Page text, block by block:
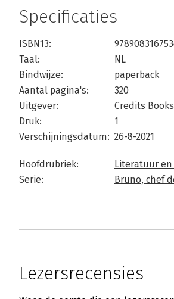
Specificaties
ISBN13:
Taal:
NL
Bindwijze:
paperback
Aantal pagina's:
320
Uitgever:
Credits Books
Druk:
1
Verschijningsdatum: 26-8-2021
Hoofdrubriek:
Literatuur
Serie:
Bruno, chef
Lezersrecensies